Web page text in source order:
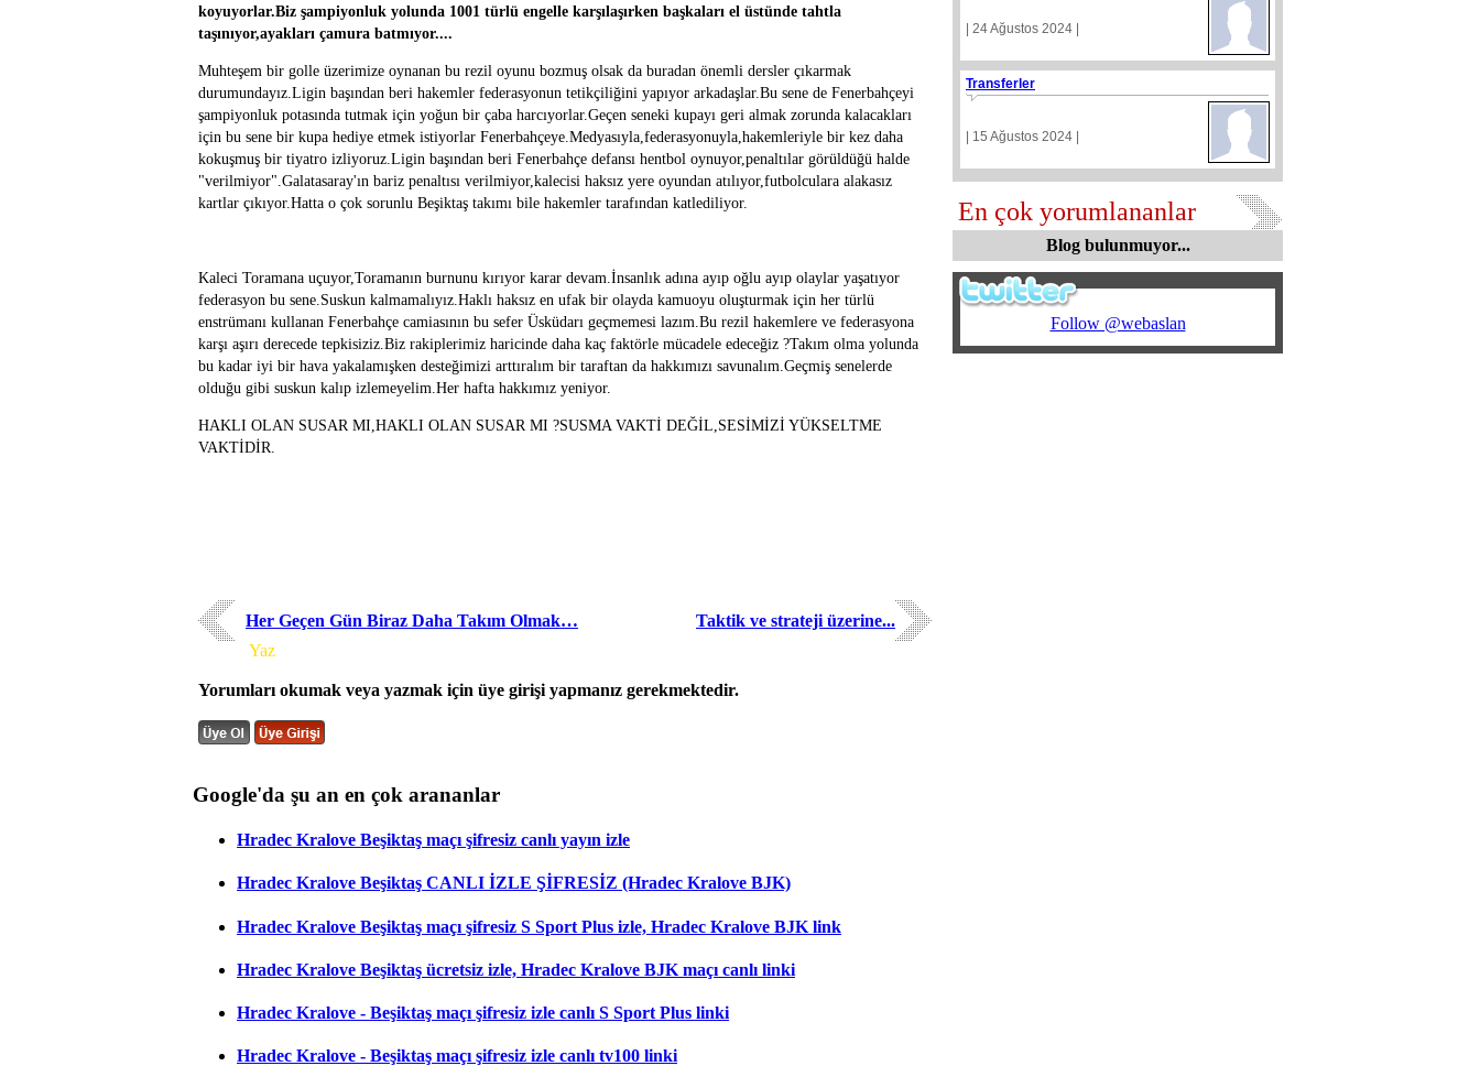
koyuyorlar.Biz şampiyonluk yolunda 1001 türlü engelle karşılaşırken başkaları el üstünde tahtla
taşınıyor,ayakları çamura batmıyor....
Muhteşem bir golle üzerimize oynanan bu rezil oyunu bozmuş olsak da buradan önemli dersler çıkarmak
durumundayız.Ligin başından beri hakemler federasyonun tetikçiliğini yapıyor arkadaşlar.Bu sene de Fenerbahçeyi
şampiyonluk potasında tutmak için yoğun bir çaba harcıyorlar.Geçen seneki kupayı geri almak zorunda kalacakları
için bu sene bir kupa hediye etmek istiyorlar Fenerbahçeye.Medyasıyla,federasyonuyla,hakemleriyle bir kez daha
kokuşmuş bir tiyatro izliyoruz.Ligin başından beri Fenerbahçe defansı hentbol oynuyor,penaltılar görüldüğü halde
"verilmiyor".Galatasaray'ın bariz penaltısı verilmiyor,kalecisi haksız yere oyundan atılıyor,futbolculara alakasız
kartlar çıkıyor.Hatta o çok sorunlu Beşiktaş takımı bile hakemler tarafından katlediliyor.
Kaleci Toramana uçuyor,Toramanın burnunu kırıyor karar devam.İnsanlık adına ayıp oğlu ayıp olaylar yaşatıyor
federasyon bu sene.Suskun kalmamalıyız.Haklı haksız en ufak bir olayda kamuoyu oluşturmak için her türlü
enstrümanı kullanan Fenerbahçe camiasının bu sefer Üsküdarı geçmemesi lazım.Bu rezil hakemlere ve federasyona
karşı aşırı derecede tepkisiziz.Biz rakiplerimiz haricinde daha kaç faktörle mücadele edeceğiz ?Takım olma yolunda
bu kadar iyi bir hava yakalamışken desteğimizi arttıralım bir taraftan da hakkımızı savunalım.Geçmiş senelerde
olduğu gibi suskun kalıp izlemeyelim.Her hafta hakkımız yeniyor.
HAKLI OLAN SUSAR MI,HAKLI OLAN SUSAR MI ?SUSMA VAKTİ DEĞİL,SESİMİZİ YÜKSELTME
VAKTİDİR.
Her Geçen Gün Biraz Daha Takım Olmak…
Taktik ve strateji üzerine...
Yaz
Yorumları okumak veya yazmak için üye girişi yapmanız gerekmektedir.
| 24 Ağustos 2024 |
Transferler
| 15 Ağustos 2024 |
En çok yorumlananlar
Blog bulunmuyor...
Follow @webaslan
Google'da şu an en çok arananlar
Hradec Kralove Beşiktaş maçı şifresiz canlı yayın izle
Hradec Kralove Beşiktaş CANLI İZLE ŞİFRESİZ (Hradec Kralove BJK)
Hradec Kralove Beşiktaş maçı şifresiz S Sport Plus izle, Hradec Kralove BJK link
Hradec Kralove Beşiktaş ücretsiz izle, Hradec Kralove BJK maçı canlı linki
Hradec Kralove - Beşiktaş maçı şifresiz izle canlı S Sport Plus linki
Hradec Kralove - Beşiktaş maçı şifresiz izle canlı tv100 linki